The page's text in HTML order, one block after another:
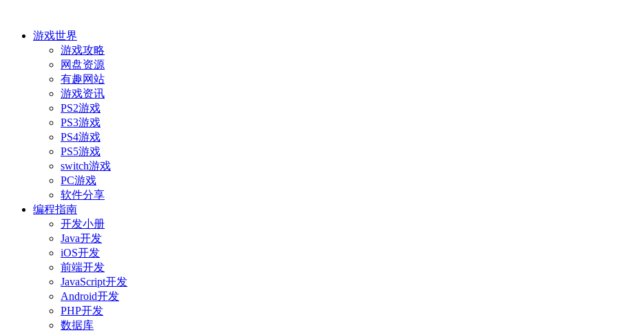
游戏世界
游戏攻略
网盘资源
有趣网站
游戏资讯
PS2游戏
PS3游戏
PS4游戏
PS5游戏
switch游戏
PC游戏
软件分享
编程指南
开发小册
Java开发
iOS开发
前端开发
JavaScript开发
Android开发
PHP开发
数据库